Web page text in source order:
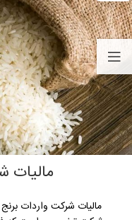
مالیات
مالیات شرکت واردات